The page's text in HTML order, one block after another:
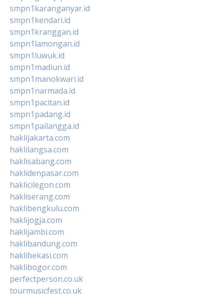
smpn1karanganyar.id
smpn1kendari.id
smpn1kranggan.id
smpn1lamongan.id
smpn1luwuk.id
smpn1madiun.id
smpn1manokwari.id
smpn1narmada.id
smpn1pacitan.id
smpn1padang.id
smpn1pailangga.id
haklijakarta.com
haklilangsa.com
haklisabang.com
haklidenpasar.com
haklicilegon.com
hakliserang.com
haklibengkulu.com
haklijogja.com
haklijambi.com
haklibandung.com
haklibekasi.com
haklibogor.com
perfectperson.co.uk
tourmusicfest.co.uk